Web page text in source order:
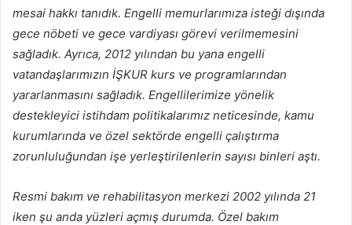
mesai hakkı tanıdık. Engelli memurlarımıza isteği dışında
gece nöbeti ve gece vardiyası görevi verilmemesini
sağladık. Ayrıca, 2012 yılından bu yana engelli
vatandaşlarımızın İŞKUR kurs ve programlarından
yararlanmasını sağladık. Engellilerimize yönelik
destekleyici istihdam politikalarımız neticesinde, kamu
kurumlarında ve özel sektörde engelli çalıştırma
zorunluluğundan işe yerleştirilenlerin sayısı binleri aştı.
Resmi bakım ve rehabilitasyon merkezi 2002 yılında 21
iken şu anda yüzleri açmış durumda. Özel bakım